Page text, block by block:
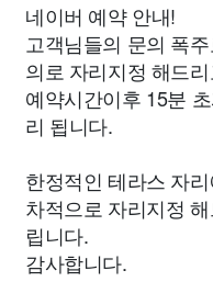
네이버 예약 안내!
고객님들의 문의 폭
의로 자리지정 해드
예약시간이후 15분
리 됩니다.
한정적인 테라스 자
차적으로 자리지정
립니다.
감사합니다.